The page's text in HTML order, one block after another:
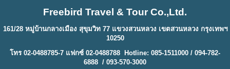
Freebird Travel & Tour Co.,Ltd.
161/28 หมู่บ้านกลางเมือง สุขุมวิท 77 แขวงสวนหลวง เขตสวนหลวง กรุงเทพฯ
10250
โทร 02-0488785-7 แฟกซ์ 02-0488788 Hotline: 085-1511000 / 094-782-
6888 / 093-570-3000